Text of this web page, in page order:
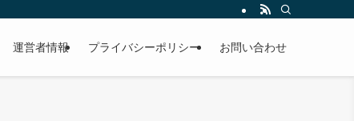
運営者情報 プライバシーポリシー お問い合わせ